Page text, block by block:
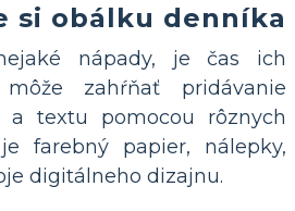
si obálku denníka
nápady, je čas ich
zahŕňať pridávanie
a textu pomocou rôznych
farebný papier, nálepky,
digitálneho dizajnu.